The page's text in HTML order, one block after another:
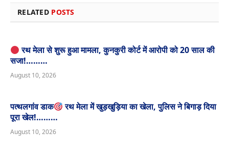
RELATED POSTS
रथ मेला से शुरू हुआ मामला, कुनकुरी कोर्ट में आरोपी को 20 साल की
सजा!………
August 10, 2026
पत्थलगांव डाक
रथ मेला में खुड़खुड़िया का खेला, पुलिस ने बिगाड़ दिया
पूरा खेल!………
August 10, 2026